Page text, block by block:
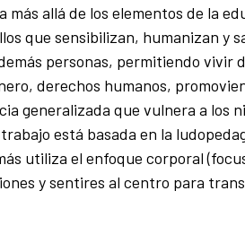
más allá de los elementos de la
que sensibilizan, humanizan y
personas, permitiendo vivir
derechos humanos,
generalizada que vulnera a los
está basada en la
utiliza el enfoque corporal
y sentires al centro para